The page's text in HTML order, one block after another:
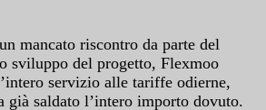
mancato riscontro da parte del
sviluppo del progetto, Flexmoo
servizio alle tariffe odierne,
già saldato l’intero importo dovuto.